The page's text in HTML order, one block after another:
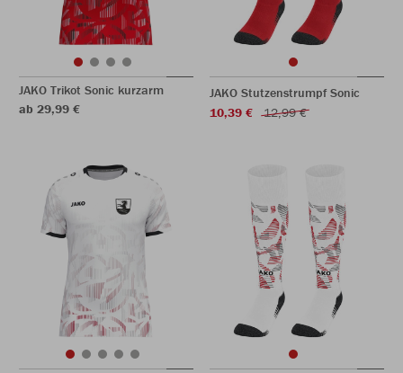
JAKO Trikot Sonic kurzarm
ab 29,99 €
JAKO Stutzenstrumpf Sonic
10,39 €
12,99 €